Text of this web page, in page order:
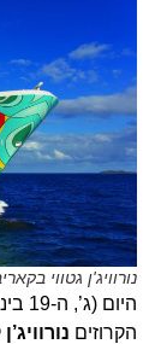
נורוויג'ן גטווי
הקרוזים